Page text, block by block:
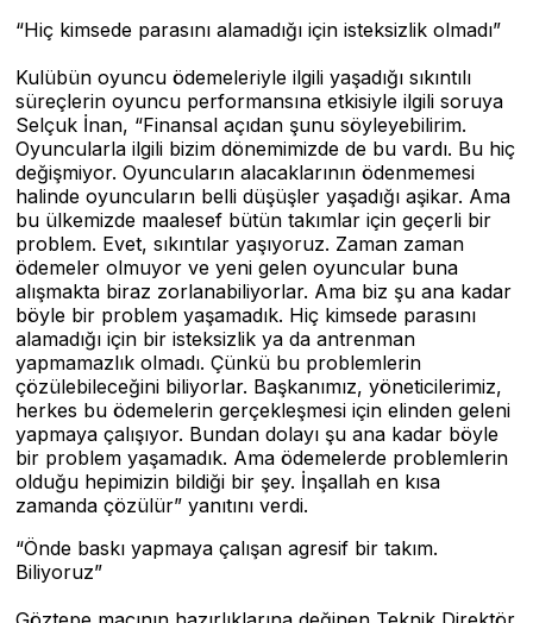
“Hiç kimsede parasını alamadığı için isteksizlik olmadı”
Kulübün oyuncu ödemeleriyle ilgili yaşadığı sıkıntılı
süreçlerin oyuncu performansına etkisiyle ilgili soruya
Selçuk İnan, “Finansal açıdan şunu söyleyebilirim.
Oyuncularla ilgili bizim dönemimizde de bu vardı. Bu hiç
değişmiyor. Oyuncuların alacaklarının ödenmemesi
halinde oyuncuların belli düşüşler yaşadığı aşikar. Ama
bu ülkemizde maalesef bütün takımlar için geçerli bir
problem. Evet, sıkıntılar yaşıyoruz. Zaman zaman
ödemeler olmuyor ve yeni gelen oyuncular buna
alışmakta biraz zorlanabiliyorlar. Ama biz şu ana kadar
böyle bir problem yaşamadık. Hiç kimsede parasını
alamadığı için bir isteksizlik ya da antrenman
yapmamazlık olmadı. Çünkü bu problemlerin
çözülebileceğini biliyorlar. Başkanımız, yöneticilerimiz,
herkes bu ödemelerin gerçekleşmesi için elinden geleni
yapmaya çalışıyor. Bundan dolayı şu ana kadar böyle
bir problem yaşamadık. Ama ödemelerde problemlerin
olduğu hepimizin bildiği bir şey. İnşallah en kısa
zamanda çözülür” yanıtını verdi.
“Önde baskı yapmaya çalışan agresif bir takım.
Biliyoruz”